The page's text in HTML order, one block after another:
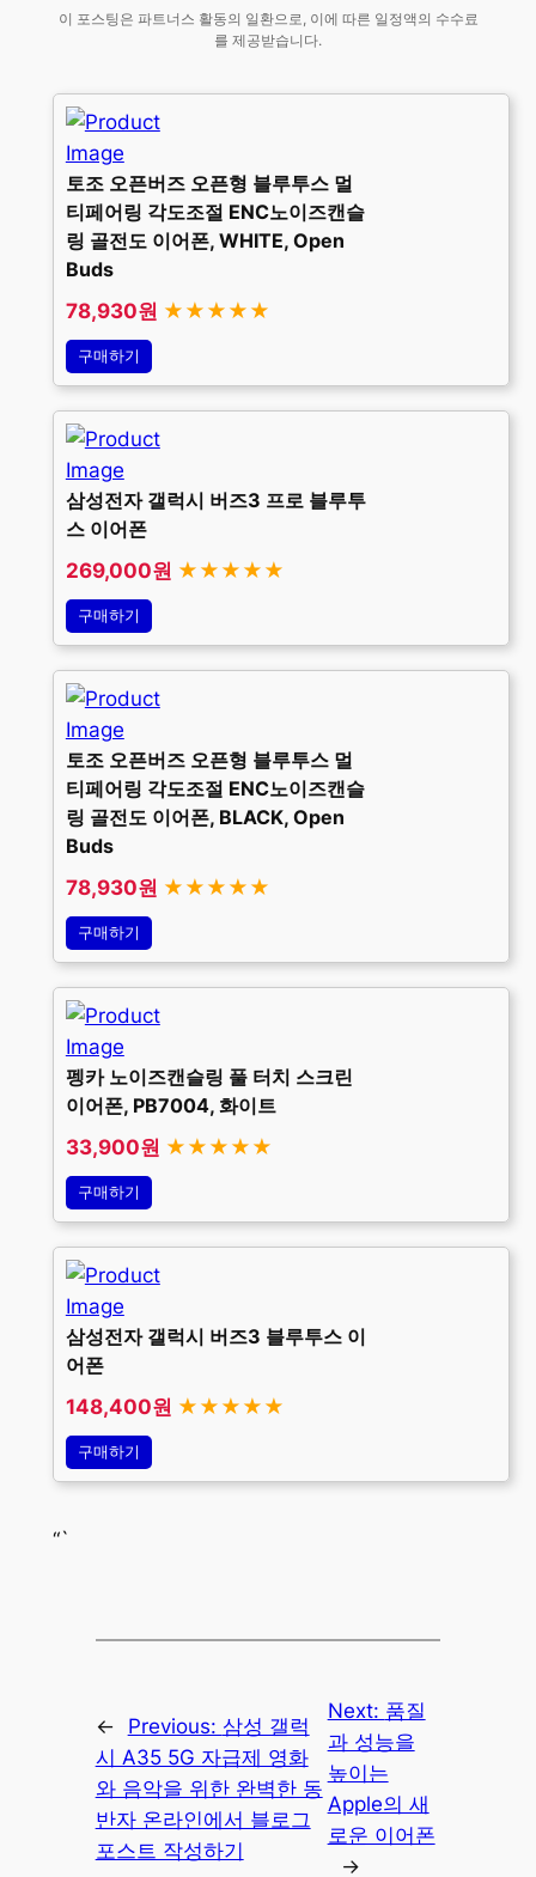
이 포스팅은 파트너스 활동의 일환으로, 이에 따른 일정액의 수수료
를 제공받습니다.
토조 오픈버즈 오픈형 블루투스 멀
티페어링 각도조절 ENC노이즈캔슬
링 골전도 이어폰, WHITE, Open
Buds
78,930원 ★★★★★
구매하기
삼성전자 갤럭시 버즈3 프로 블루투
스 이어폰
269,000원 ★★★★★
구매하기
토조 오픈버즈 오픈형 블루투스 멀
티페어링 각도조절 ENC노이즈캔슬
링 골전도 이어폰, BLACK, Open
Buds
78,930원 ★★★★★
구매하기
펭카 노이즈캔슬링 풀 터치 스크린
이어폰, PB7004, 화이트
33,900원 ★★★★★
구매하기
삼성전자 갤럭시 버즈3 블루투스 이
어폰
148,400원 ★★★★★
구매하기
“`
← Previous: 삼성 갤럭
시 A35 5G 자급제 영화
와 음악을 위한 완벽한 동
반자 온라인에서 블로그
포스트 작성하기
Next: 품질
과 성능을
높이는
Apple의 새
로운 이어폰
→